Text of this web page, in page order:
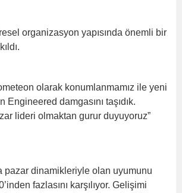
organizasyon yapısında önemli bir
olarak konumlanmamız ile yeni
damgasını taşıdık.
lideri olmaktan gurur duyuyoruz”
pazar dinamikleriyle olan uyumunu
fazlasını karşılıyor. Gelişimi